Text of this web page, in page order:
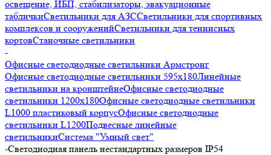
освещение, ИБП, стабилизаторы, эвакуационные
табличкиСветильники для АЗССветильники для спортивных
комплексов и сооруженийСветильники для теннисных
кортовСтаночные светильники
-
Офисные светодиодные светильники Армстронг
Офисные светодиодные светильники 595х180Линейные
светильники на кронштейнеОфисные светодиодные
светильники 1200x180Офисные светодиодные светильники
L1000 пластиковый корпусОфисные светодиодные
светильники L1200Подвесные линейные
светильникиСистема "Умный свет"
-Светодиодная панель нестандартных размеров IP54